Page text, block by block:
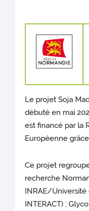
Le projet Soja
débuté en mai
est financé par la
Européenne
Ce projet
recherche
INRAE/Université
INTERACT) ;